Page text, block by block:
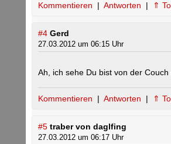
Kommentieren | Antworten | ⇑
#4 Gerd
27.03.2012 um 06:15 Uhr
Ah, ich sehe Du bist von der Couch
Kommentieren | Antworten | ⇑
#5 traber von daglfing
27.03.2012 um 06:17 Uhr